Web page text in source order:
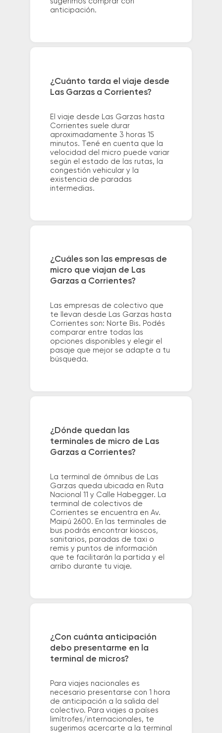
anticipación.
¿Cuánto tarda el viaje desde
Las Garzas a Corrientes?
El viaje desde Las Garzas hasta
Corrientes suele durar
aproximadamente 3 horas 15
minutos. Tené en cuenta que la
velocidad del micro puede variar
según el estado de las rutas, la
congestión vehicular y la
existencia de paradas
intermedias.
¿Cuáles son las empresas de
micro que viajan de Las
Garzas a Corrientes?
Las empresas de colectivo que
te llevan desde Las Garzas hasta
Corrientes son: Norte Bis. Podés
comparar entre todas las
opciones disponibles y elegir el
pasaje que mejor se adapte a tu
búsqueda.
¿Dónde quedan las
terminales de micro de Las
Garzas a Corrientes?
La terminal de ómnibus de Las
Garzas queda ubicada en Ruta
Nacional 11 y Calle Habegger. La
terminal de colectivos de
Corrientes se encuentra en Av.
Maipú 2600. En las terminales de
bus podrás encontrar kioscos,
sanitarios, paradas de taxi o
remis y puntos de información
que te facilitarán la partida y el
arribo durante tu viaje.
¿Con cuánta anticipación
debo presentarme en la
terminal de micros?
Para viajes nacionales es
necesario presentarse con 1 hora
de anticipación a la salida del
colectivo. Para viajes a países
limítrofes/internacionales, te
sugerimos acercarte a la terminal